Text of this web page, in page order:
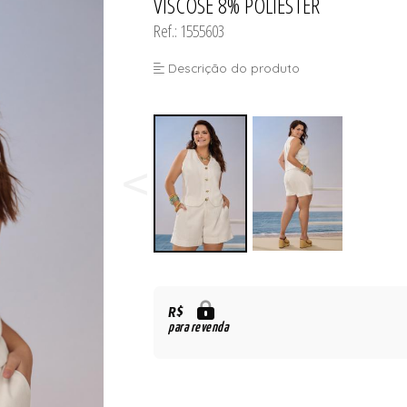
Ref.: 1555603
Descrição do produto
R$
para revenda